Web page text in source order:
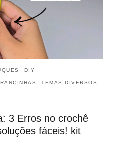
DIY
TEMAS DIVERSOS
3 Erros no crochê
fáceis! kit